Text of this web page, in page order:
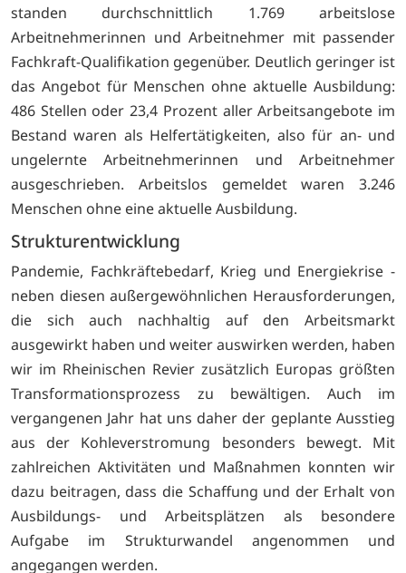
standen durchschnittlich 1.769 arbeitslose
Arbeitnehmerinnen und Arbeitnehmer mit passender
Fachkraft-Qualifikation gegenüber. Deutlich geringer ist
das Angebot für Menschen ohne aktuelle Ausbildung:
486 Stellen oder 23,4 Prozent aller Arbeitsangebote im
Bestand waren als Helfertätigkeiten, also für an- und
ungelernte Arbeitnehmerinnen und Arbeitnehmer
ausgeschrieben. Arbeitslos gemeldet waren 3.246
Menschen ohne eine aktuelle Ausbildung.
Strukturentwicklung
Pandemie, Fachkräftebedarf, Krieg und Energiekrise -
neben diesen außergewöhnlichen Herausforderungen,
die sich auch nachhaltig auf den Arbeitsmarkt
ausgewirkt haben und weiter auswirken werden, haben
wir im Rheinischen Revier zusätzlich Europas größten
Transformationsprozess zu bewältigen. Auch im
vergangenen Jahr hat uns daher der geplante Ausstieg
aus der Kohleverstromung besonders bewegt. Mit
zahlreichen Aktivitäten und Maßnahmen konnten wir
dazu beitragen, dass die Schaffung und der Erhalt von
Ausbildungs- und Arbeitsplätzen als besondere
Aufgabe im Strukturwandel angenommen und
angegangen werden.